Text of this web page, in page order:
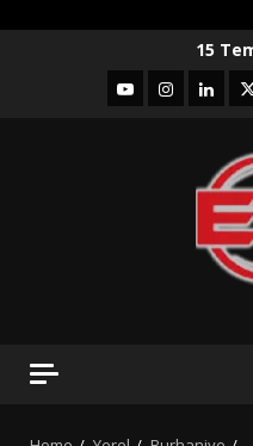
15
YouTubeInstagram